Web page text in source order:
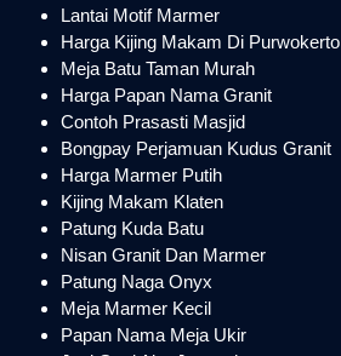
Lantai Motif Marmer
Harga Kijing Makam Di Purwokerto
Meja Batu Taman Murah
Harga Papan Nama Granit
Contoh Prasasti Masjid
Bongpay Perjamuan Kudus Granit
Harga Marmer Putih
Kijing Makam Klaten
Patung Kuda Batu
Nisan Granit Dan Marmer
Patung Naga Onyx
Meja Marmer Kecil
Papan Nama Meja Ukir